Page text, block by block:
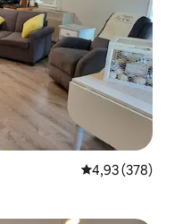
4,93 de uma
4,93 (378)